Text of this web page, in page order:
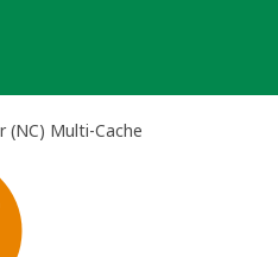
(NC) Multi-Cache